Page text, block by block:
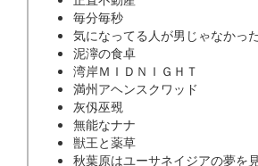
毎分毎秒
気になってる人が男じゃなかった
泥濘の食卓
湾岸ＭＩＤＮＩＧＨＴ
満州アヘンスクワッド
灰仭巫覡
無能なナナ
獣王と薬草
秋葉原はユーサネイジアの夢を